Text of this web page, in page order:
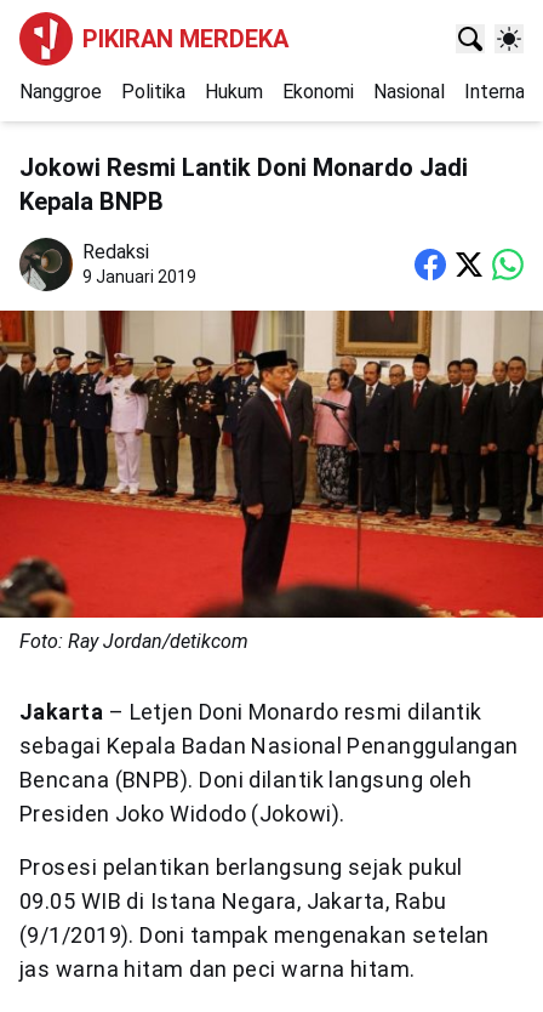
PIKIRAN MERDEKA
Nanggroe Politika Hukum Ekonomi Nasional
Jokowi Resmi Lantik Doni Monardo Jadi
Kepala BNPB
Redaksi
9 Januari 2019
Foto: Ray Jordan/detikcom
Jakarta – Letjen Doni Monardo resmi dilantik
sebagai Kepala Badan Nasional Penanggulangan
Bencana (BNPB). Doni dilantik langsung oleh
Presiden Joko Widodo (Jokowi).
Prosesi pelantikan berlangsung sejak pukul
09.05 WIB di Istana Negara, Jakarta, Rabu
(9/1/2019). Doni tampak mengenakan setelan
jas warna hitam dan peci warna hitam.